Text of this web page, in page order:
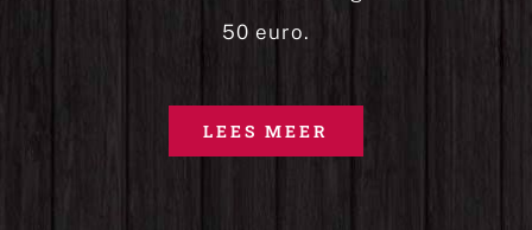
50 euro.
LEES MEER